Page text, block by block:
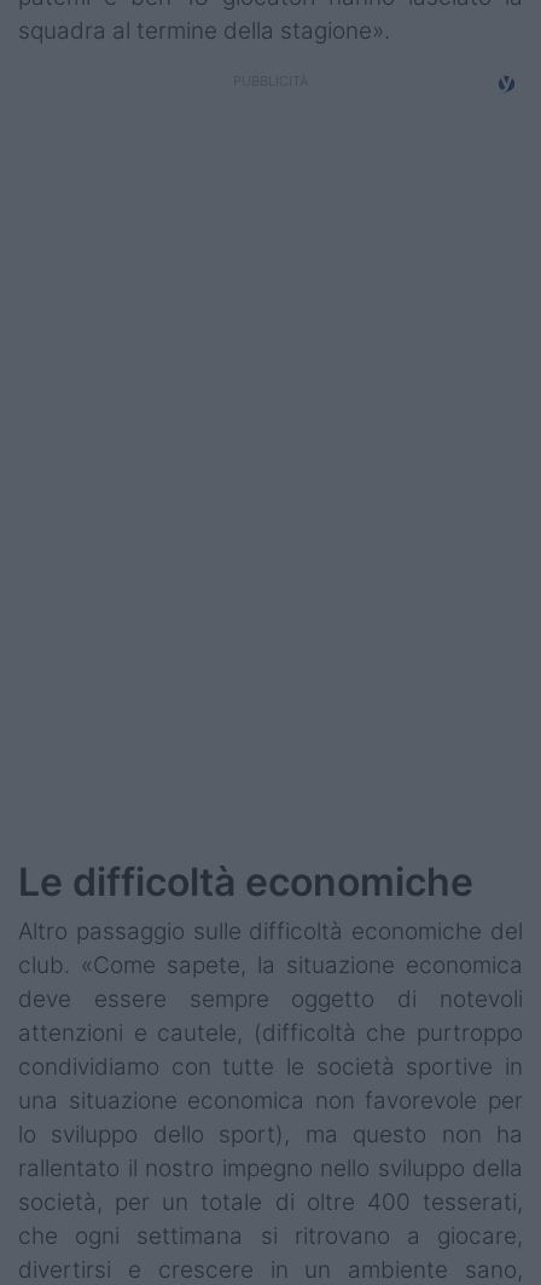
squadra al termine della stagione».
Le difficoltà economiche
Altro passaggio sulle difficoltà economiche del
club. «Come sapete, la situazione economica
deve essere sempre oggetto di notevoli
attenzioni e cautele, (difficoltà che purtroppo
condividiamo con tutte le società sportive in
una situazione economica non favorevole per
lo sviluppo dello sport), ma questo non ha
rallentato il nostro impegno nello sviluppo della
società, per un totale di oltre 400 tesserati,
che ogni settimana si ritrovano a giocare,
divertirsi e crescere in un ambiente sano,